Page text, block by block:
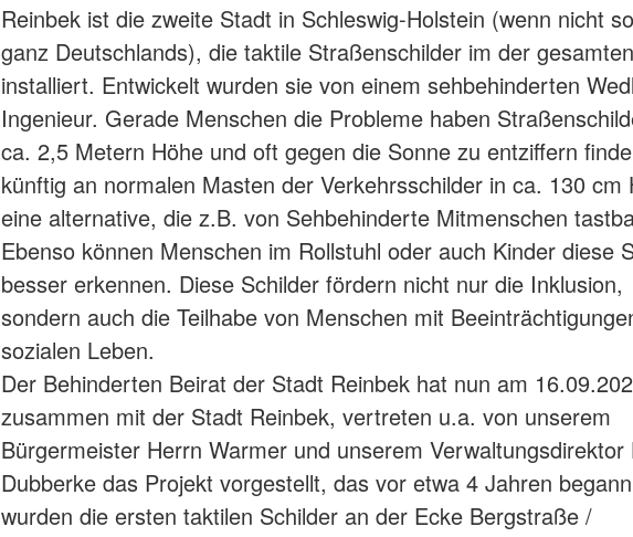
Reinbek ist die zweite Stadt in Schleswig-Holstein (wenn nicht
ganz Deutschlands), die taktile Straßenschilder im der
installiert. Entwickelt wurden sie von einem sehbehinderten
Ingenieur. Gerade Menschen die Probleme haben
ca. 2,5 Metern Höhe und oft gegen die Sonne zu entziffern
künftig an normalen Masten der Verkehrsschilder in ca. 130 cm
eine alternative, die z.B. von Sehbehinderte Mitmenschen
Ebenso können Menschen im Rollstuhl oder auch Kinder diese
besser erkennen. Diese Schilder fördern nicht nur die Inklusion,
sondern auch die Teilhabe von Menschen mit
sozialen Leben.
Der Behinderten Beirat der Stadt Reinbek hat nun am
zusammen mit der Stadt Reinbek, vertreten u.a. von unserem
Bürgermeister Herrn Warmer und unserem Verwaltungsdirektor
Dubberke das Projekt vorgestellt, das vor etwa 4 Jahren
wurden die ersten taktilen Schilder an der Ecke Bergstraße /